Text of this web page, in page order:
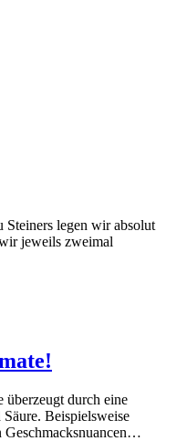
Steiners legen wir absolut
jeweils zweimal
überzeugt durch eine
Beispielsweise
Geschmacksnuancen…